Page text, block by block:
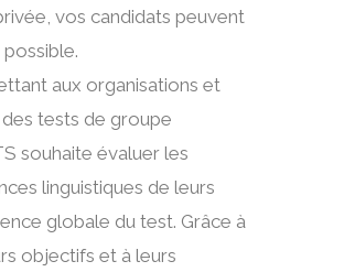
vos candidats peuvent
aux organisations et
tests de groupe
souhaite évaluer les
linguistiques de leurs
globale du test. Grâce à
objectifs et à leurs